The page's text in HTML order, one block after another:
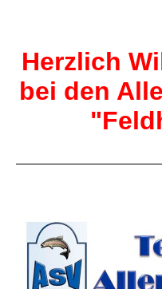
Herzlich
bei den